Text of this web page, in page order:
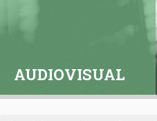
AUDIOVISUAL